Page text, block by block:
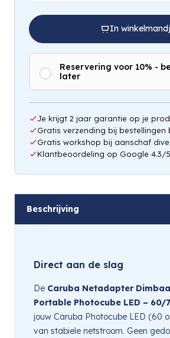
In
Reservering voor 10% -
later
Je krijgt 2 jaar garantie op je
Gratis verzending bij bestellingen
Gratis workshop bij aanschaf
Klantbeoordeling op Google 4.3/5
Beschrijving
Direct aan de slag
De Caruba Netadapter
Portable Photocube LED – 60/
jouw Caruba Photocube LED (60
van stabiele netstroom. Geen